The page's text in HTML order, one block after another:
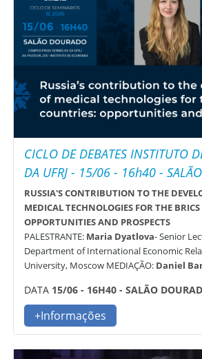
CICLO DE DEBATES INSTITUTO
DA UFRJ - 15/06 - 16h40 -
RUSSIA'S CONTRIBUTION TO THE
MEDICAL TECHNOLOGIES FOR THE
OPPORTUNITIES AND PROSPECTS
PALESTRANTE:Maria Dyatlova- Senior
Department of International Economic
University, Moscow MEDIAÇÃO:Daniel
DATA15/06 - 16H40 - SALÃO
+Informações